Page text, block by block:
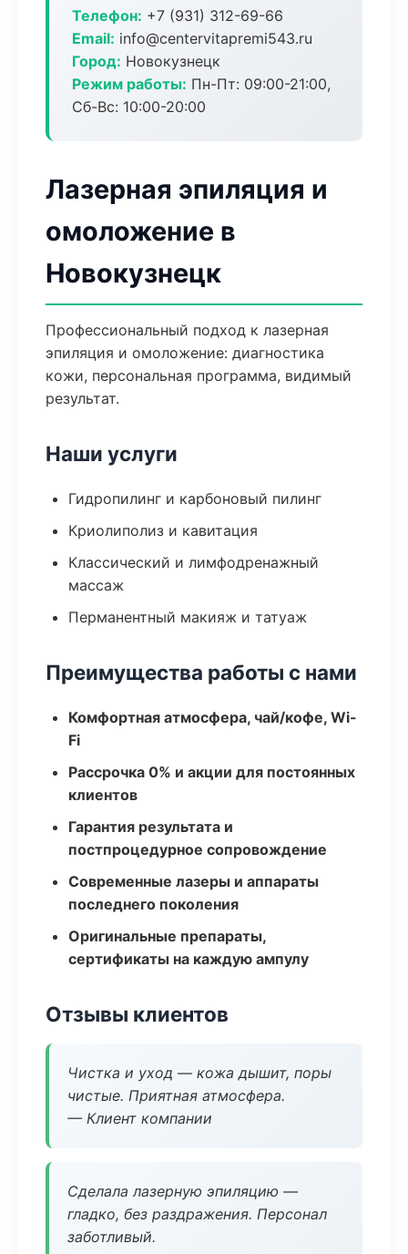
Телефон: +7 (931) 312-69-66
Email: info@centervitapremi543.ru
Город: Новокузнецк
Режим работы: Пн-Пт: 09:00-21:00,
Сб-Вс: 10:00-20:00
Лазерная эпиляция и
омоложение в
Новокузнецк
Профессиональный подход к лазерная
эпиляция и омоложение: диагностика
кожи, персональная программа, видимый
результат.
Наши услуги
Гидропилинг и карбоновый пилинг
Криолиполиз и кавитация
Классический и лимфодренажный
массаж
Перманентный макияж и татуаж
Преимущества работы с нами
Комфортная атмосфера, чай/кофе, Wi-
Fi
Рассрочка 0% и акции для постоянных
клиентов
Гарантия результата и
постпроцедурное сопровождение
Современные лазеры и аппараты
последнего поколения
Оригинальные препараты,
сертификаты на каждую ампулу
Отзывы клиентов
Чистка и уход — кожа дышит, поры
чистые. Приятная атмосфера.
— Клиент компании
Сделала лазерную эпиляцию —
гладко, без раздражения. Персонал
заботливый.